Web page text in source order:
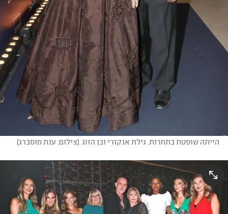
הייתה שופטת בתחרות. גילת אנקורי ובן הזוג (צילום: ענת מוסברג)